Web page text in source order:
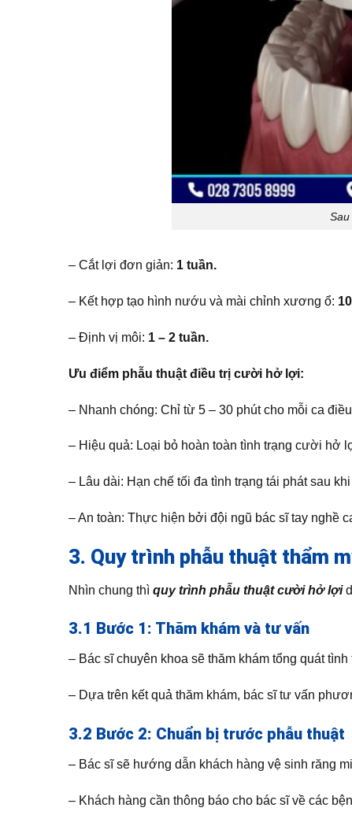
– Cắt lợi đơn giản: 1 tuần.
– Kết hợp tạo hình nướu và mài chỉnh xương ổ:
– Định vị môi: 1 – 2 tuần.
Ưu điểm phẫu thuật điều trị cười hở lợi:
– Nhanh chóng: Chỉ từ 5 – 30 phút cho mỗi ca
– Hiệu quả: Loại bỏ hoàn toàn tình trạng cười hở
– Lâu dài: Hạn chế tối đa tình trạng tái phát sau
– An toàn: Thực hiện bởi đội ngũ bác sĩ tay nghề
3. Quy trình phẫu thuật thẩm
Nhìn chung thì quy trình phẫu thuật cười hở lợi
3.1 Bước 1: Thăm khám và tư vấn
– Bác sĩ chuyên khoa sẽ thăm khám tổng quát
– Dựa trên kết quả thăm khám, bác sĩ tư vấn
3.2 Bước 2: Chuẩn bị trước phẫu thuật
– Bác sĩ sẽ hướng dẫn khách hàng vệ sinh răng
– Khách hàng cần thông báo cho bác sĩ về các